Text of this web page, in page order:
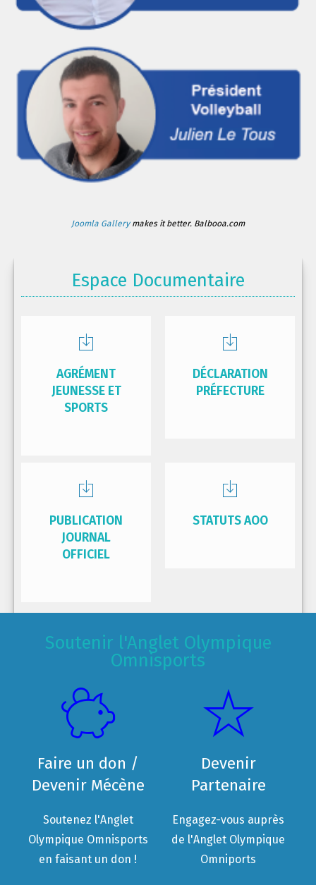
Joomla Gallerymakes it better. Balbooa.com
Espace Documentaire
AGRÉMENT
JEUNESSE ET
SPORTS
DÉCLARATION
PRÉFECTURE
PUBLICATION
JOURNAL
OFFICIEL
STATUTS AOO
Soutenir l'Anglet Olympique
Omnisports
Faire un don /
Devenir Mécène
Soutenez l'Anglet
Olympique Omnisports
en faisant un don !
Devenir
Partenaire
Engagez-vous auprès
de l'Anglet Olympique
Omniports